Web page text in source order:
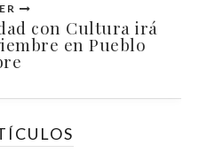
con Cultura irá
en Pueblo